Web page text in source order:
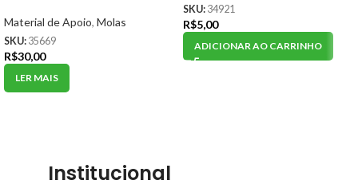
Material de Apoio, Molas
SKU: 35669
R$30,00
LER MAIS
SKU: 34921
R$5,00
ADICIONAR AO CARRINHO
Institucional